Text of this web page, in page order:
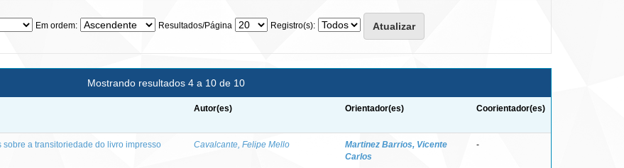
Em ordem: Resultados/Página Registro(s):
Mostrando resultados 4 a 10 de 10
Autor(es) Orientador(es) Coorientador(es)
sobre a transitoriedade do livro impresso Cavalcante, Felipe Mello
Martinez Barrios, Vicente
Carlos
-